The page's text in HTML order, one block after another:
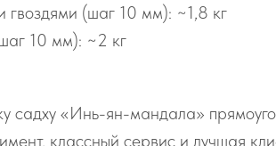
(шаг 10 мм): ~1,8 кг
10 мм): ~2 кг
садху «Инь-ян-мандала»
классный сервис и лучшая